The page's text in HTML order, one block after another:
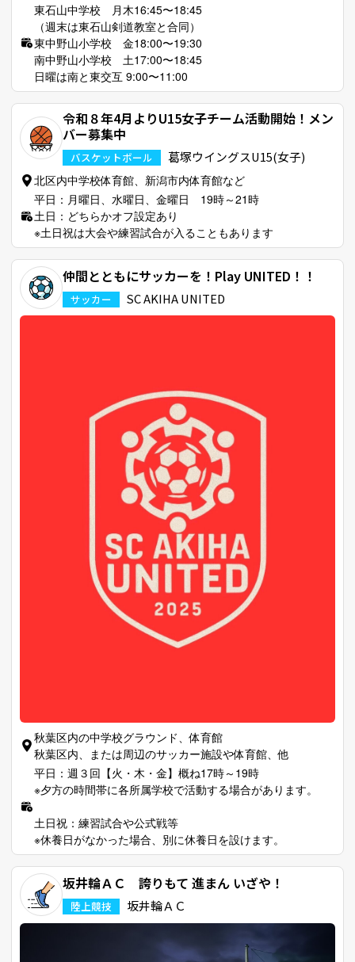
東石山中学校 月木16:45〜18:45
（週末は東石山剣道教室と合同）
東中野山小学校 金18:00〜19:30
南中野山小学校 土17:00〜18:45
日曜は南と東交互 9:00〜11:00
令和８年4月よりU15女子チーム活動開始！メン
バー募集中
バスケットボール 葛塚ウイングスU15(女子)
北区内中学校体育館、新潟市内体育館など
平日：月曜日、水曜日、金曜日 19時～21時
土日：どちらかオフ設定あり
※土日祝は大会や練習試合が入ることもあります
仲間とともにサッカーを！Play UNITED！！
サッカー SC AKIHA UNITED
秋葉区内の中学校グラウンド、体育館
秋葉区内、または周辺のサッカー施設や体育館、他
平日：週３回【火・木・金】概ね17時～19時
※夕方の時間帯に各所属学校で活動する場合があります。
土日祝：練習試合や公式戦等
※休養日がなかった場合、別に休養日を設けます。
坂井輪ＡＣ 誇りもて 進まん いざや！
陸上競技 坂井輪ＡＣ